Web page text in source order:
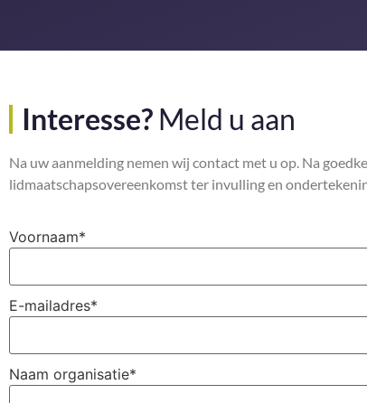
Interesse? Meld u aan
Na uw aanmelding nemen wij contact met u op. Na
lidmaatschapsovereenkomst ter invulling en
Voornaam*
E-mailadres*
Naam organisatie*